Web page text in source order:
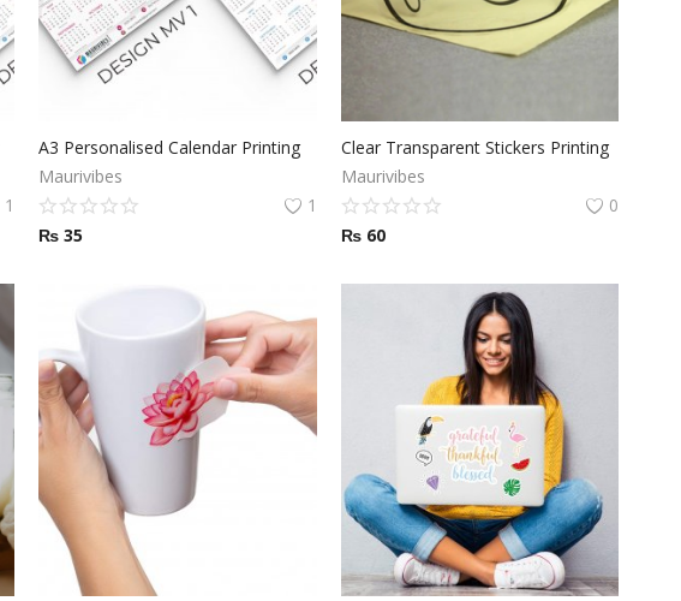
1
A3 Personalised Calendar Printing
Maurivibes
1
₨ 35
Clear Transparent Stickers Printing
Maurivibes
0
₨60